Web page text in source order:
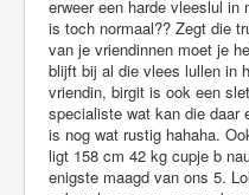
erweer een harde vleeslul
is toch normaal?? Zegt die
van je vriendinnen moet je
blijft bij al die vlees lullen in
vriendin, birgit is ook een
specialiste wat kan die daar
is nog wat rustig hahaha.
ligt 158 cm 42 kg cupje b
enigste maagd van ons 5.